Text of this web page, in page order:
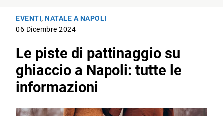
EVENTI,NATALE A NAPOLI
06 Dicembre 2024
Le piste di pattinaggio su
ghiaccio a Napoli: tutte le
informazioni